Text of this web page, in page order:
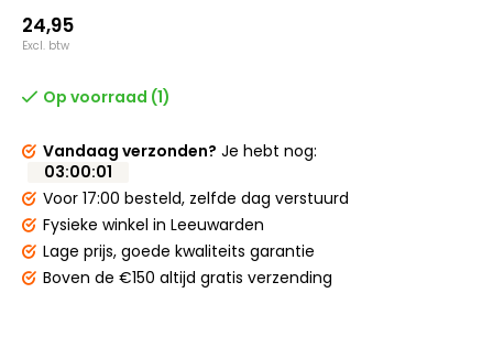
24,95
Excl. btw
Op voorraad (1)
Vandaag verzonden? Je hebt nog:
03:00:01
Voor 17:00 besteld, zelfde dag verstuurd
Fysieke winkel in Leeuwarden
Lage prijs, goede kwaliteits garantie
Boven de €150 altijd gratis verzending